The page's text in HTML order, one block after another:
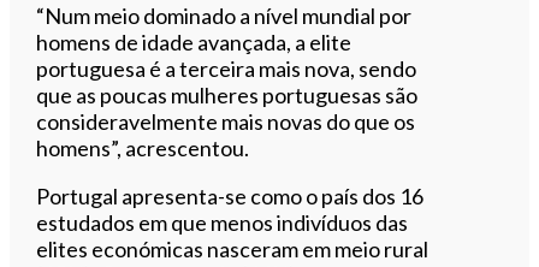
“Num meio dominado a nível mundial por
homens de idade avançada, a elite
portuguesa é a terceira mais nova, sendo
que as poucas mulheres portuguesas são
consideravelmente mais novas do que os
homens”, acrescentou.
Portugal apresenta-se como o país dos 16
estudados em que menos indivíduos das
elites económicas nasceram em meio rural